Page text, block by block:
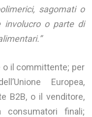
sagomati o
involucro o parte di
o il committente; per
Europea,
B2B, o il venditore,
finali;